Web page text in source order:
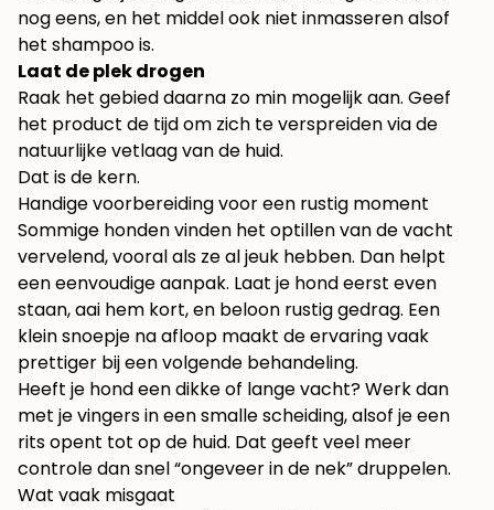
nog eens, en het middel ook niet inmasseren alsof
het shampoo is.
Laat de plek drogen
Raak het gebied daarna zo min mogelijk aan. Geef
het product de tijd om zich te verspreiden via de
natuurlijke vetlaag van de huid.
Dat is de kern.
Handige voorbereiding voor een rustig moment
Sommige honden vinden het optillen van de vacht
vervelend, vooral als ze al jeuk hebben. Dan helpt
een eenvoudige aanpak. Laat je hond eerst even
staan, aai hem kort, en beloon rustig gedrag. Een
klein snoepje na afloop maakt de ervaring vaak
prettiger bij een volgende behandeling.
Heeft je hond een dikke of lange vacht? Werk dan
met je vingers in een smalle scheiding, alsof je een
rits opent tot op de huid. Dat geeft veel meer
controle dan snel “ongeveer in de nek” druppelen.
Wat vaak misgaat